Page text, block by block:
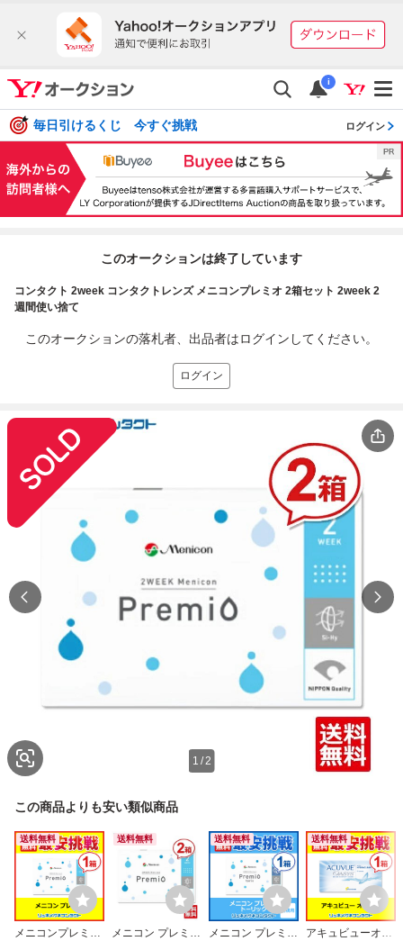
i
毎日引けるくじ 今すぐ挑戦 ログイン
このオークションは終了しています
コンタクト 2week コンタクトレンズ メニコンプレミオ 2箱セット 2week 2
週間使い捨て
このオークションの落札者、出品者はログインしてください。
ログイン
1 /2
この商品よりも安い類似商品
送料無料
メニコンプレミオ
送料無料
メニコン プレミオ
送料無料
メニコン プレミオ
送料無料
アキュビューオア